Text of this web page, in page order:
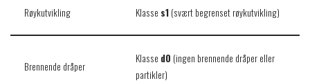
Røykutvikling Klasse s1 (svært begrenset røykutvikling)
Brennende dråper
Klasse d0 (ingen brennende dråper eller
partikler)